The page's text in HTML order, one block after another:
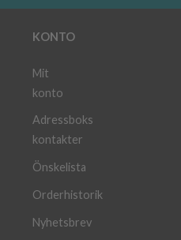
KONTO
Mit
konto
Adressboks
kontakter
Önskelista
Orderhistorik
Nyhetsbrev